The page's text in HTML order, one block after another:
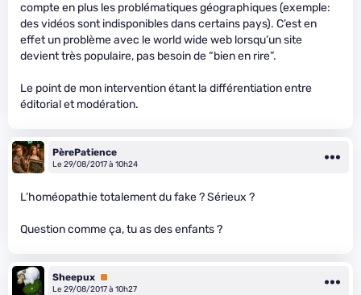
compte en plus les problématiques géographiques (exemple:
des vidéos sont indisponibles dans certains pays). C’est en
effet un problème avec le world wide web lorsqu’un site
devient très populaire, pas besoin de “bien en rire”.
Le point de mon intervention étant la différentiation entre
éditorial et modération.
PèrePatience
Le 29/08/2017 à 10h24
L’homéopathie totalement du fake ? Sérieux ?
Question comme ça, tu as des enfants ?
Sheepux Premium
Le 29/08/2017 à 10h27